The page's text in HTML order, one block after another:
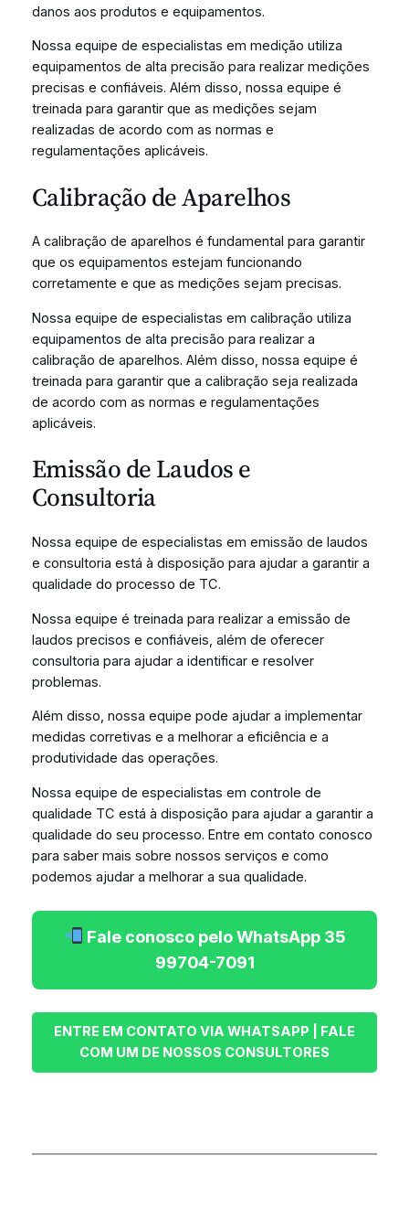
danos aos produtos e equipamentos.
Nossa equipe de especialistas em medição utiliza
equipamentos de alta precisão para realizar medições
precisas e confiáveis. Além disso, nossa equipe é
treinada para garantir que as medições sejam
realizadas de acordo com as normas e
regulamentações aplicáveis.
Calibração de Aparelhos
A calibração de aparelhos é fundamental para garantir
que os equipamentos estejam funcionando
corretamente e que as medições sejam precisas.
Nossa equipe de especialistas em calibração utiliza
equipamentos de alta precisão para realizar a
calibração de aparelhos. Além disso, nossa equipe é
treinada para garantir que a calibração seja realizada
de acordo com as normas e regulamentações
aplicáveis.
Emissão de Laudos e
Consultoria
Nossa equipe de especialistas em emissão de laudos
e consultoria está à disposição para ajudar a garantir a
qualidade do processo de TC.
Nossa equipe é treinada para realizar a emissão de
laudos precisos e confiáveis, além de oferecer
consultoria para ajudar a identificar e resolver
problemas.
Além disso, nossa equipe pode ajudar a implementar
medidas corretivas e a melhorar a eficiência e a
produtividade das operações.
Nossa equipe de especialistas em controle de
qualidade TC está à disposição para ajudar a garantir a
qualidade do seu processo. Entre em contato conosco
para saber mais sobre nossos serviços e como
podemos ajudar a melhorar a sua qualidade.
Fale conosco pelo WhatsApp 35
99704-7091